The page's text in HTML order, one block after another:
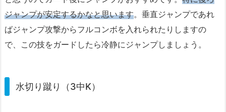
ジャンプが安定するかなと思います。垂直ジャンプであれ
ばジャンプ攻撃からフルコンボを入れられたりしますの
で、この技をガードしたら冷静にジャンプしましょう。
水切り蹴り（3中K）